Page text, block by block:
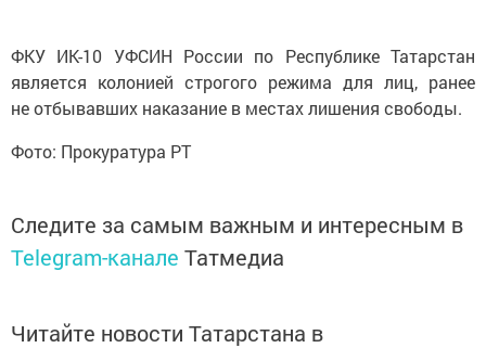
ФКУ ИК-10 УФСИН России по Республике Татарстан
является колонией строгого режима для лиц, ранее
не отбывавших наказание в местах лишения свободы.
Фото: Прокуратура РТ
Следите за самым важным и интересным в
Telegram-канале Татмедиа
Читайте новости Татарстана в